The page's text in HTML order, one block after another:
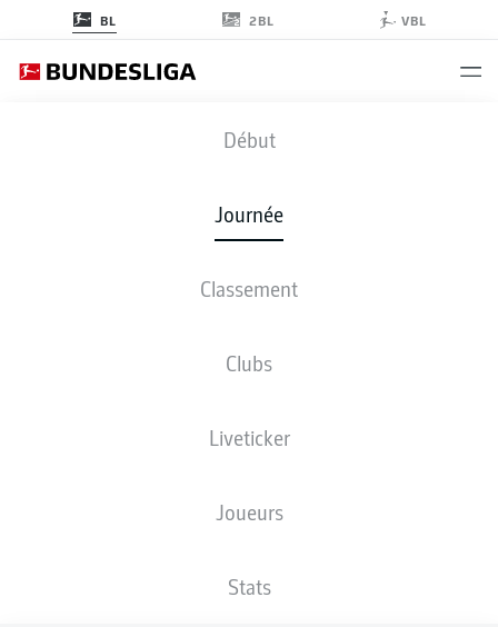
BL 2BL VBL
Début
Journée
Classement
Clubs
Liveticker
Joueurs
Stats
SVW - FCU
COMPOSITIONS STATISTIQUES
ven., 08.01.2027 - dim., 10.01.2027